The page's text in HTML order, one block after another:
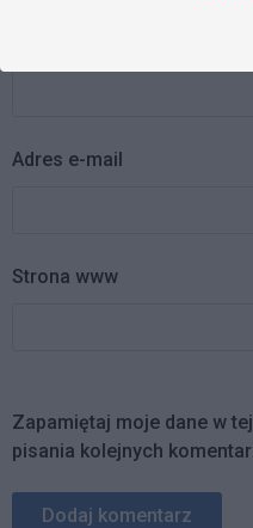
Adres e-mail
Strona www
Zapamiętaj moje dane w
pisania kolejnych